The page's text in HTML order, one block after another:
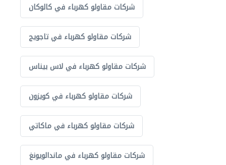
شركات مقاولو كهرباء في كالوكان
شركات مقاولو كهرباء في تاجويج
شركات مقاولو كهرباء في لاس بيناس
شركات مقاولو كهرباء في كويزون
شركات مقاولو كهرباء في ماكاتي
شركات مقاولو كهرباء في ماندالويونغ